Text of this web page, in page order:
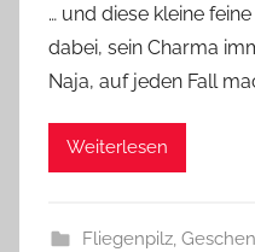
… und diese kleine
dabei, sein Charma
Naja, auf jeden Fall
Weiterlesen
Fliegenpilz,